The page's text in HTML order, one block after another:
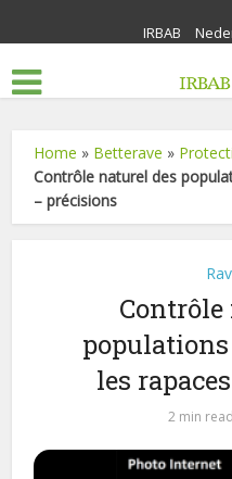
IRBAB
Home » Betterave »
Contrôle naturel des
– précisions
les
2 min read